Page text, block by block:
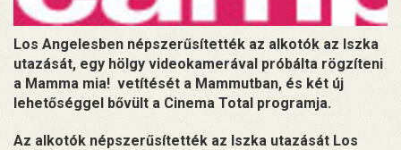
Los Angelesben népszerűsítették az alkotók az Iszka
utazását, egy hölgy videokamerával próbálta rögzíteni
a Mamma mia! vetítését a Mammutban, és két új
lehetőséggel bővült a Cinema Total programja.
Az alkotók népszerűsítették az Iszka utazását Los